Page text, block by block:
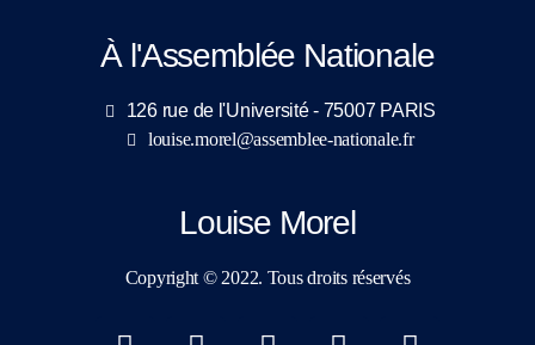
À l'Assemblée Nationale
126 rue de l'Université - 75007 PARIS
louise.morel@assemblee-nationale.fr
Louise Morel
Copyright © 2022. Tous droits réservés